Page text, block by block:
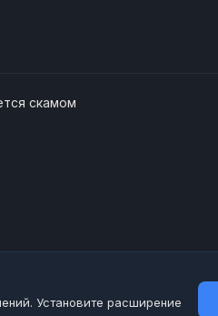
скамом
Установите расширение